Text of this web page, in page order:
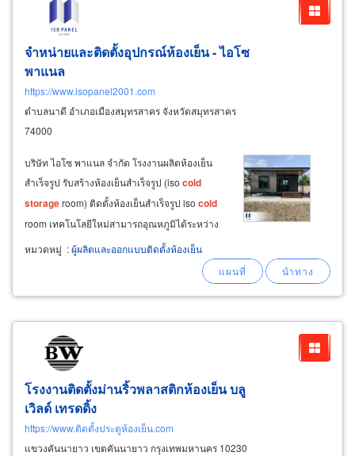
จำหน่ายและติดตั้งอุปกรณ์ห้องเย็น - ไอโซ
พาแนล
https://www.isopanel2001.com
ตำบลนาดี อำเภอเมืองสมุทรสาคร จังหวัดสมุทรสาคร
74000
บริษัท ไอโซ พาแนล จำกัด โรงงานผลิตห้องเย็น
สำเร็จรูป รับสร้างห้องเย็นสำเร็จรูป (iso cold
storageroom) ติดตั้งห้องเย็นสำเร็จรูป iso cold
room เทคโนโลยีใหม่สามารถอุณหภูมิได้ระหว่าง
-40°c ถึง +25°c มีระบบประหยัดพลังงานและระบบ
defrost on demand ตัดปัญหาเรื่องละลายน้ำแข็ง
หมวดหมู่ :ผู้ผลิตและออกแบบติดตั้งห้องเย็น
โรงงานติดตั้งม่านริ้วพลาสติกห้องเย็น บลู
เวิลด์ เทรดดิ้ง
https://www.ติดตั้งประตูห้องเย็น.com
แขวงคันนายาว เขตคันนายาว กรุงเทพมหานคร 10230